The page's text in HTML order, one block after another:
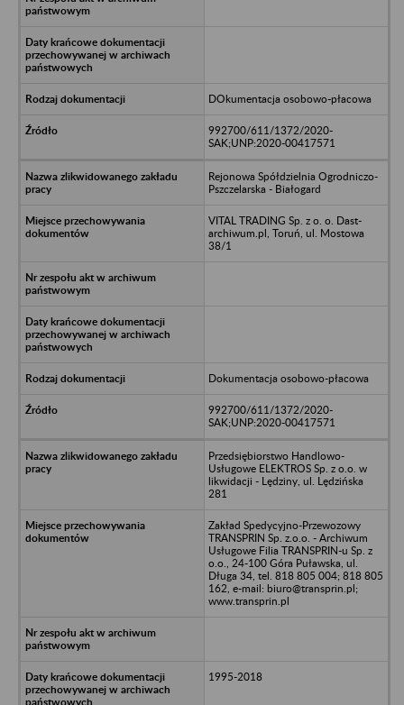
DOkumentacja osobowo-płacowa
992700/611/1372/2020-
SAK;UNP:2020-00417571
Rejonowa Spółdzielnia Ogrodniczo-
Pszczelarska - Białogard
VITAL TRADING Sp. z o. o. Dast-
archiwum.pl, Toruń, ul. Mostowa
38/1
Dokumentacja osobowo-płacowa
992700/611/1372/2020-
SAK;UNP:2020-00417571
Przedsiębiorstwo Handlowo-
Usługowe ELEKTROS Sp. z o.o. w
likwidacji - Lędziny, ul. Lędzińska
281
Zakład Spedycyjno-Przewozowy
TRANSPRIN Sp. z.o.o. - Archiwum
Usługowe Filia TRANSPRIN-u Sp. z
o.o., 24-100 Góra Puławska, ul.
Długa 34, tel. 818 805 004; 818 805
162, e-mail: biuro@transprin.pl;
www.transprin.pl
1995-2018